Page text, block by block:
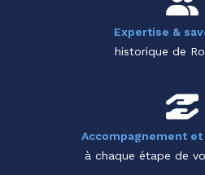
Expertise &
historique de
Accompagnement
à chaque étape de